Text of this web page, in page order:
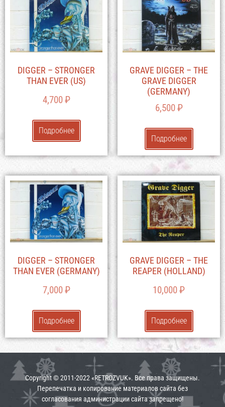
DIGGER – STRONGER
THAN EVER (US)
4,700₽
Подробнее
GRAVE DIGGER – THE
GRAVE DIGGER
(GERMANY)
6,500₽
Подробнее
DIGGER – STRONGER
THAN EVER (GERMANY)
7,000₽
Подробнее
GRAVE DIGGER – THE
REAPER (HOLLAND)
10,000₽
Подробнее
Copyright © 2011-2022 «RETROZVUK». Все права защищены.
Перепечатка и копирование материалов сайта без
согласования администрации сайта запрещено!